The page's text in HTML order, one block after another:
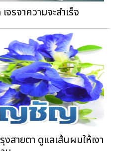
จรจาความจะสำเร็จ
ายตา ดูแลเส้นผมให้เงา